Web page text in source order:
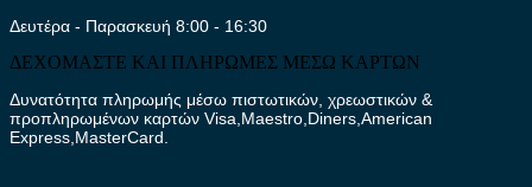
Δευτέρα - Παρασκευή 8:00 - 16:30
ΔΕΧΟΜΑΣΤΕ ΚΑΙ ΠΛΗΡΩΜΕΣ ΜΕΣΩ ΚΑΡΤΩΝ
Δυνατότητα πληρωμής μέσω πιστωτικών, χρεωστικών &
προπληρωμένων καρτών Visa,Maestro,Diners,American
Express,MasterCard.